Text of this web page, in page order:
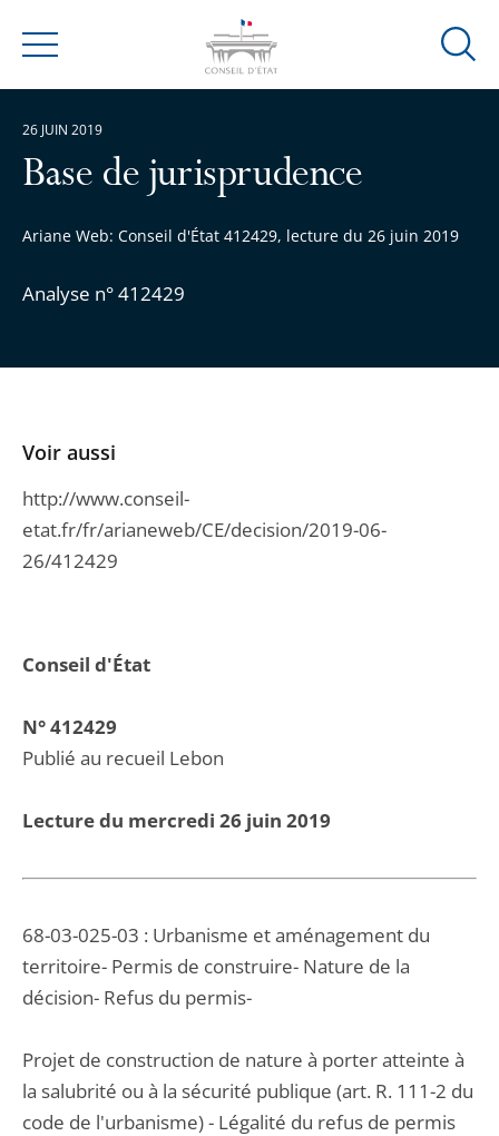
Menu
Ouvrir
Base de jurisprudence
Ariane Web: Conseil d'État 412429, lecture du 26 juin 2019
Analyse n° 412429
26 JUIN 2019
Conseil d'État
N° 412429
Publié au recueil Lebon
Lecture du mercredi 26 juin 2019
68-03-025-03 : Urbanisme et aménagement du
territoire- Permis de construire- Nature de la
décision- Refus du permis-
Projet de construction de nature à porter atteinte à
la salubrité ou à la sécurité publique (art. R. 111-2 du
code de l'urbanisme) - Légalité du refus de permis
Voir aussi
http://www.conseil-
etat.fr/fr/arianeweb/CE/decision/2019-06-
26/412429